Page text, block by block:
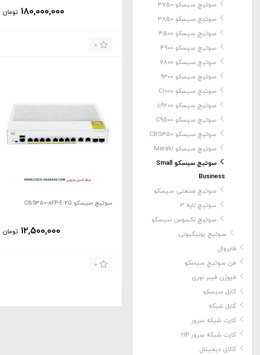
0
180,000,000 تومان
سوئیچ سیسکو CBS350-8FP-E-2G
0
12,500,000 تومان
سوئیچ سیسکو 3750
سوئیچ سیسکو 3850
سوئیچ سیسکو 4500
سوئیچ سیسکو 4900
سوئیچ سیسکو 6800
سوئیچ سیسکو 9300
سوئیچ سیسکو C1000
سوئیچ سیسکو c9200
سوئیچ سیسکو C9500
سوئیچ سیسکو CBS350
سوئیچ سیسکو Meraki
سوئیچ سیسکو Small
Business
سوئیچ صنعتی سیسکو
سوئیچ لایه 3
سوئیچ نکسوس سیسکو
سوئیچ یوبیکیوتی
فایروال
فن سوئیچ سیسکو
فیوژن فیبر نوری
کابل سیسکو
کابل شبکه
کارت شبکه سرور
کارت شبکه سرور HP
کالای دیجیتال